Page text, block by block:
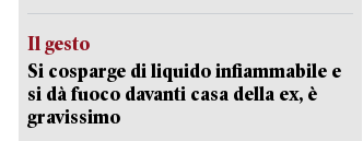
Il gesto
Si cosparge di liquido infiammabile e
si dà fuoco davanti casa della ex, è
gravissimo